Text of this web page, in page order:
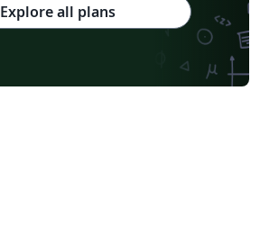
Explore all plans